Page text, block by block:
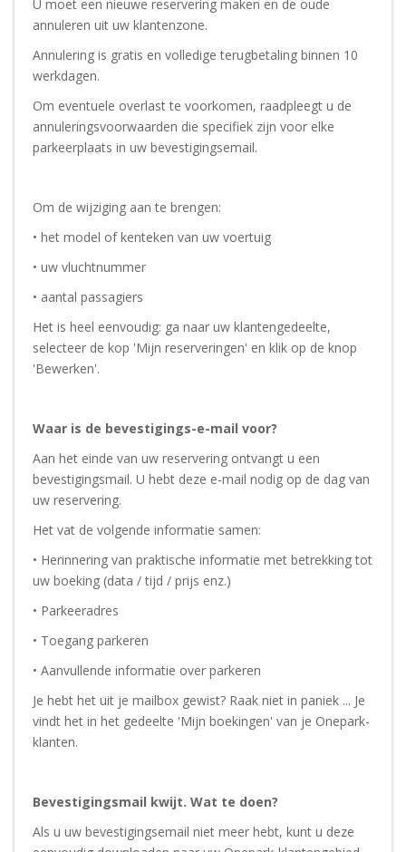
U moet een nieuwe reservering maken en de oude
annuleren uit uw klantenzone.
Annulering is gratis en volledige terugbetaling binnen 10
werkdagen.
Om eventuele overlast te voorkomen, raadpleegt u de
annuleringsvoorwaarden die specifiek zijn voor elke
parkeerplaats in uw bevestigingsemail.
Om de wijziging aan te brengen:
• het model of kenteken van uw voertuig
• uw vluchtnummer
• aantal passagiers
Het is heel eenvoudig: ga naar uw klantengedeelte,
selecteer de kop 'Mijn reserveringen' en klik op de knop
'Bewerken'.
Waar is de bevestigings-e-mail voor?
Aan het einde van uw reservering ontvangt u een
bevestigingsmail. U hebt deze e-mail nodig op de dag van
uw reservering.
Het vat de volgende informatie samen:
• Herinnering van praktische informatie met betrekking tot
uw boeking (data / tijd / prijs enz.)
• Parkeeradres
• Toegang parkeren
• Aanvullende informatie over parkeren
Je hebt het uit je mailbox gewist? Raak niet in paniek ... Je
vindt het in het gedeelte 'Mijn boekingen' van je Onepark-
klanten.
Bevestigingsmail kwijt. Wat te doen?
Als u uw bevestigingsemail niet meer hebt, kunt u deze